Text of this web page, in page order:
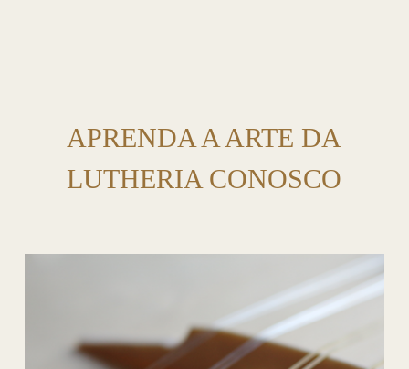
APRENDA A ARTE DA
LUTHERIA CONOSCO